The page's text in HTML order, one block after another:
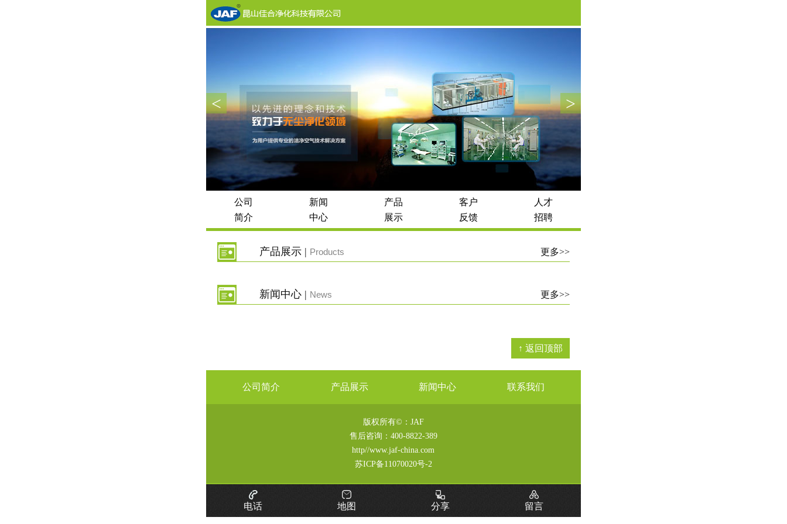
< >
公司
简介
新闻
中心
产品
展示
客户
反馈
人才
招聘
更多>>
产品展示 | Products
更多>>
新闻中心 | News
↑ 返回顶部
公司简介 产品展示 新闻中心 联系我们
版权所有©：JAF
售后咨询： 400-8822-389
http//www.jaf-china.com
苏ICP备11070020号-2
电话 地图 分享 留言